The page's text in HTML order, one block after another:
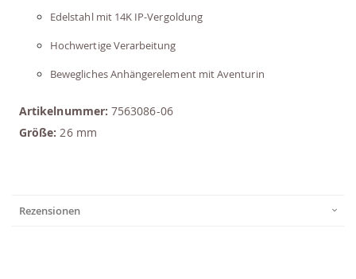
Edelstahl mit 14K IP-Vergoldung
Hochwertige Verarbeitung
Bewegliches Anhängerelement mit Aventurin
Artikelnummer:7563086-06
Größe: 26 mm
Rezensionen